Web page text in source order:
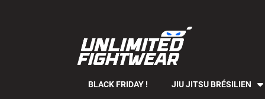
BLACK FRIDAY ! JIU JITSU BRÉSILIEN